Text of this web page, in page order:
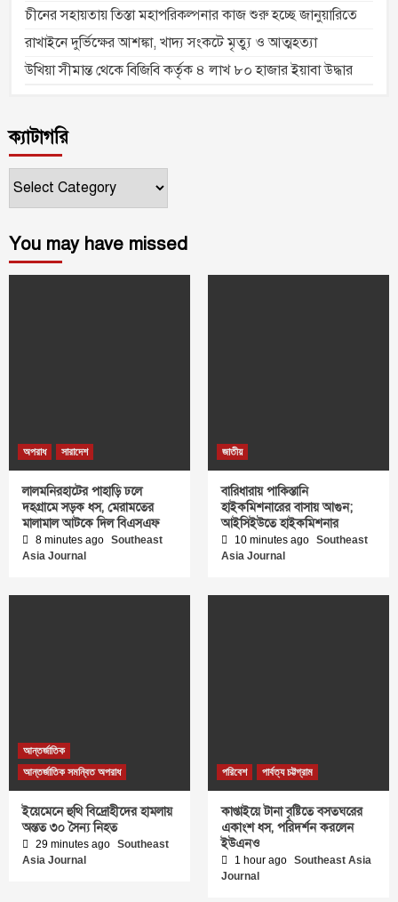
চীনের সহায়তায় তিস্তা মহাপরিকল্পনার কাজ শুরু হচ্ছে জানুয়ারিতে
রাখাইনে দুর্ভিক্ষের আশঙ্কা, খাদ্য সংকটে মৃত্যু ও আত্মহত্যা
উখিয়া সীমান্ত থেকে বিজিবি কর্তৃক ৪ লাখ ৮০ হাজার ইয়াবা উদ্ধার
ক্যাটাগরি
ক্যাটাগরি
You may have missed
অপরাধ সারাদেশ
লালমনিরহাটের পাহাড়ি ঢলে
দহগ্রামে সড়ক ধস, মেরামতের
মালামাল আটকে দিল বিএসএফ
8 minutes ago Southeast
Asia Journal
জাতীয়
বারিধারায় পাকিস্তানি
হাইকমিশনারের বাসায় আগুন;
আইসিইউতে হাইকমিশনার
10 minutes ago Southeast
Asia Journal
আন্তর্জাতিক
আন্তর্জাতিক সমন্বিত অপরাধ
ইয়েমেনে হুথি বিদ্রোহীদের হামলায়
অন্তত ৩০ সৈন্য নিহত
29 minutes ago Southeast
Asia Journal
পরিবেশ পার্বত্য চট্টগ্রাম
কাপ্তাইয়ে টানা বৃষ্টিতে বসতঘরের
একাংশ ধস, পরিদর্শন করলেন
ইউএনও
1 hour ago Southeast Asia
Journal